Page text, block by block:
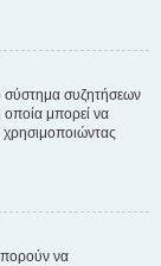
σύστημα συζητήσεων
μπορεί να
χρησιμοποιώντας
να